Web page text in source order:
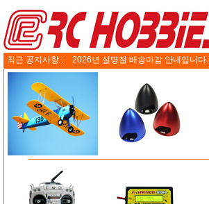
최근 공지사항 : 2026년 설명절 배송마감 안내입니다.